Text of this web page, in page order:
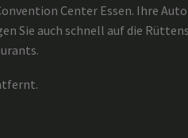
Center Essen. Ihre
Sie auch schnell auf die